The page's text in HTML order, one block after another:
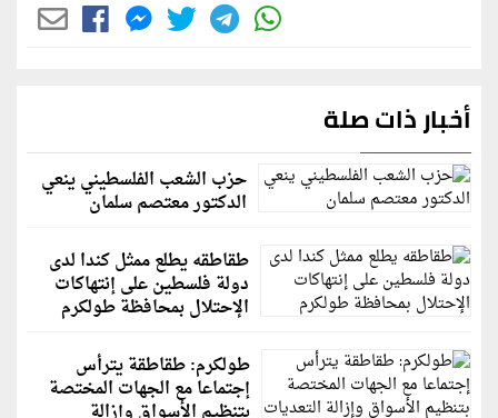
أخبار ذات صلة
حزب الشعب الفلسطيني ينعي
الدكتور معتصم سلمان
طقاطقه يطلع ممثل كندا لدى
دولة فلسطين على إنتهاكات
الإحتلال بمحافظة طولكرم
طولكرم: طقاطقة يترأس
إجتماعا مع الجهات المختصة